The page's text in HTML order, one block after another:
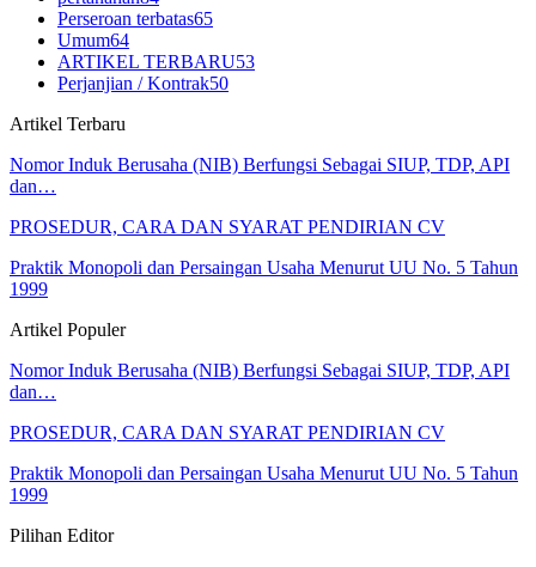
Perseroan terbatas65
Umum64
ARTIKEL TERBARU53
Perjanjian / Kontrak50
Artikel Terbaru
Nomor Induk Berusaha (NIB) Berfungsi Sebagai SIUP, TDP, API
dan…
PROSEDUR, CARA DAN SYARAT PENDIRIAN CV
Praktik Monopoli dan Persaingan Usaha Menurut UU No. 5 Tahun
1999
Artikel Populer
Nomor Induk Berusaha (NIB) Berfungsi Sebagai SIUP, TDP, API
dan…
PROSEDUR, CARA DAN SYARAT PENDIRIAN CV
Praktik Monopoli dan Persaingan Usaha Menurut UU No. 5 Tahun
1999
Pilihan Editor